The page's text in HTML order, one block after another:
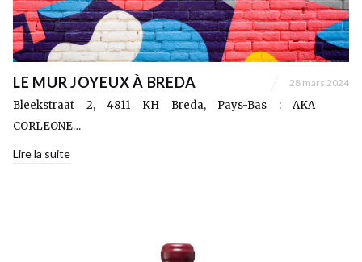
LE MUR JOYEUX À BREDA 28 mars 2024
Bleekstraat 2, 4811 KH Breda, Pays-Bas : AKA
CORLEONE…
Lire la suite